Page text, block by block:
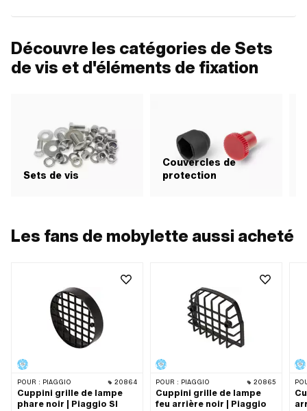
Découvre les catégories de Sets
de vis et d'éléments de fixation
Sets de vis
Couvercles de
protection
Les fans de mobylette aussi acheté
POUR : PIAGGIO 20864
Cuppini grille de lampe
phare noir | Piaggio SI
POUR : PIAGGIO 20865
Cuppini grille de lampe
feu arrière noir | Piaggio